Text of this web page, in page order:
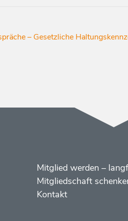
– Gesetzliche
Menüs
Footer
2
Mitglied werden –
Mitgliedschaft
Kontakt